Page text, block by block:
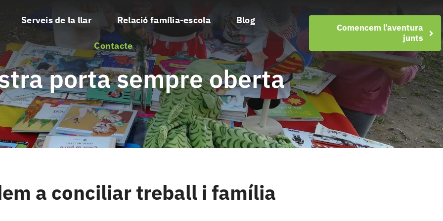
Serveis de la llar Relació família-escola Blog
Contacte
Comencem l’aventura
junts
porta sempre oberta
a conciliar treball i família